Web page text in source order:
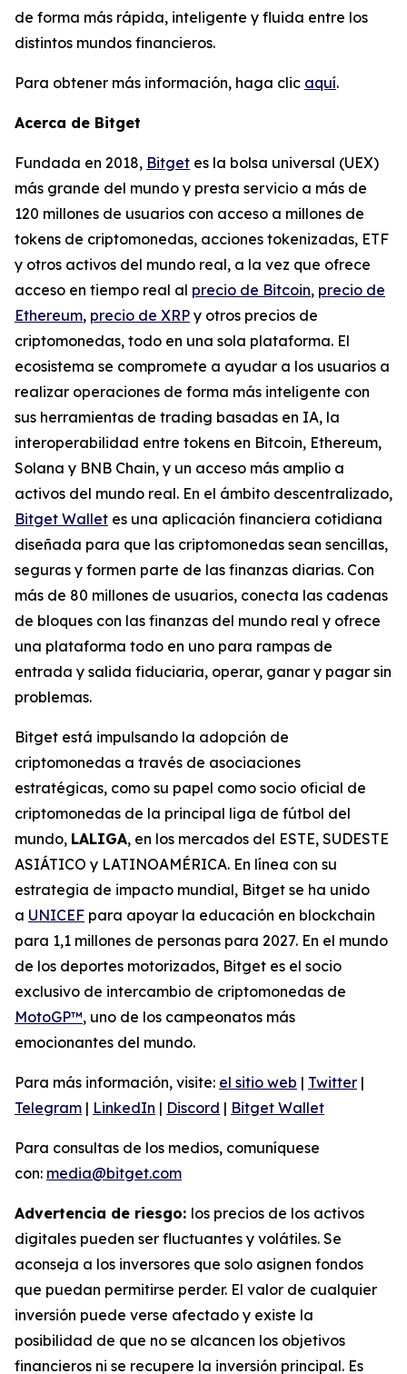
de forma más rápida, inteligente y fluida entre los
distintos mundos financieros.
Para obtener más información, haga clic aquí.
Acerca de Bitget
Fundada en 2018, Bitget es la bolsa universal (UEX)
más grande del mundo y presta servicio a más de
120 millones de usuarios con acceso a millones de
tokens de criptomonedas, acciones tokenizadas, ETF
y otros activos del mundo real, a la vez que ofrece
acceso en tiempo real al precio de Bitcoin, precio de
Ethereum, precio de XRP y otros precios de
criptomonedas, todo en una sola plataforma. El
ecosistema se compromete a ayudar a los usuarios a
realizar operaciones de forma más inteligente con
sus herramientas de trading basadas en IA, la
interoperabilidad entre tokens en Bitcoin, Ethereum,
Solana y BNB Chain, y un acceso más amplio a
activos del mundo real. En el ámbito descentralizado,
Bitget Wallet es una aplicación financiera cotidiana
diseñada para que las criptomonedas sean sencillas,
seguras y formen parte de las finanzas diarias. Con
más de 80 millones de usuarios, conecta las cadenas
de bloques con las finanzas del mundo real y ofrece
una plataforma todo en uno para rampas de
entrada y salida fiduciaria, operar, ganar y pagar sin
problemas.
Bitget está impulsando la adopción de
criptomonedas a través de asociaciones
estratégicas, como su papel como socio oficial de
criptomonedas de la principal liga de fútbol del
mundo, LALIGA, en los mercados del ESTE, SUDESTE
ASIÁTICO y LATINOAMÉRICA. En línea con su
estrategia de impacto mundial, Bitget se ha unido
a UNICEF para apoyar la educación en blockchain
para 1,1 millones de personas para 2027. En el mundo
de los deportes motorizados, Bitget es el socio
exclusivo de intercambio de criptomonedas de
MotoGP™, uno de los campeonatos más
emocionantes del mundo.
Para más información, visite: el sitio web | Twitter |
Telegram | LinkedIn | Discord | Bitget Wallet
Para consultas de los medios, comuníquese
con: media@bitget.com
Advertencia de riesgo: los precios de los activos
digitales pueden ser fluctuantes y volátiles. Se
aconseja a los inversores que solo asignen fondos
que puedan permitirse perder. El valor de cualquier
inversión puede verse afectado y existe la
posibilidad de que no se alcancen los objetivos
financieros ni se recupere la inversión principal. Es